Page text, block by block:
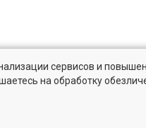
Гагарина, 1
сервисов и
на обработку